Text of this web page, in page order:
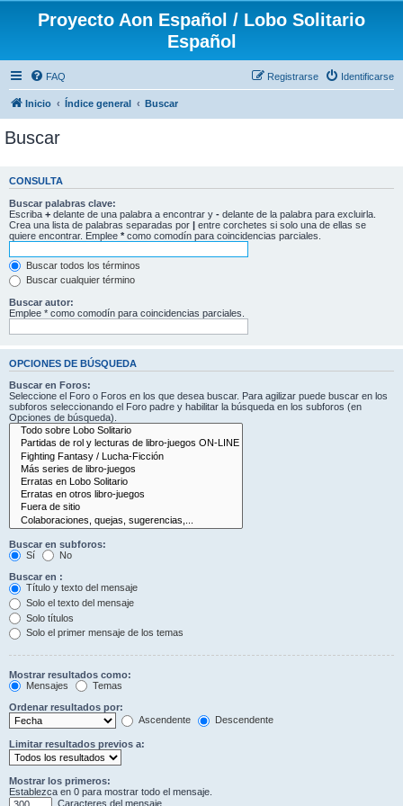
Proyecto Aon Español / Lobo Solitario
Español
FAQ Identificarse
Registrarse
Inicio Índice general Buscar
Buscar
CONSULTA
Buscar palabras clave:
Escriba + delante de una palabra a encontrar y - delante de la palabra para excluirla.
Crea una lista de palabras separadas por | entre corchetes si solo una de ellas se
quiere encontrar. Emplee * como comodín para coincidencias parciales.
Buscar todos los términos
Buscar cualquier término
Buscar autor:
Emplee * como comodín para coincidencias parciales.
OPCIONES DE BÚSQUEDA
Buscar en Foros:
Seleccione el Foro o Foros en los que desea buscar. Para agilizar puede buscar en los
subforos seleccionando el Foro padre y habilitar la búsqueda en los subforos (en
Opciones de búsqueda).
Buscar en subforos:
Sí
No
Buscar en :
Título y texto del mensaje
Solo el texto del mensaje
Solo títulos
Solo el primer mensaje de los temas
Mostrar resultados como:
Mensajes
Temas
Ordenar resultados por:
Ascendente
Descendente
Limitar resultados previos a:
Mostrar los primeros:
Establezca en 0 para mostrar todo el mensaje.
Caracteres del mensaje